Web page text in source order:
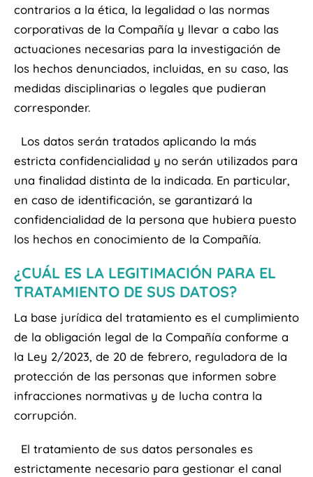
contrarios a la ética, la legalidad o las normas
corporativas de la Compañía y llevar a cabo las
actuaciones necesarias para la investigación de
los hechos denunciados, incluidas, en su caso, las
medidas disciplinarias o legales que pudieran
corresponder.
Los datos serán tratados aplicando la más
estricta confidencialidad y no serán utilizados para
una finalidad distinta de la indicada. En particular,
en caso de identificación, se garantizará la
confidencialidad de la persona que hubiera puesto
los hechos en conocimiento de la Compañía.
¿CUÁL ES LA LEGITIMACIÓN PARA EL
TRATAMIENTO DE SUS DATOS?
La base jurídica del tratamiento es el cumplimiento
de la obligación legal de la Compañía conforme a
la Ley 2/2023, de 20 de febrero, reguladora de la
protección de las personas que informen sobre
infracciones normativas y de lucha contra la
corrupción.
El tratamiento de sus datos personales es
estrictamente necesario para gestionar el canal